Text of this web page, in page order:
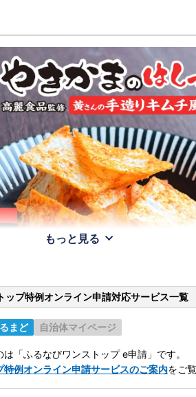
もっと見る
ップ特例オンライン申請対応サービス一覧
まど 自治体マイページ
「ふるなびワンストップ e申請」です。
特例オンライン申請サービスのご案内をご